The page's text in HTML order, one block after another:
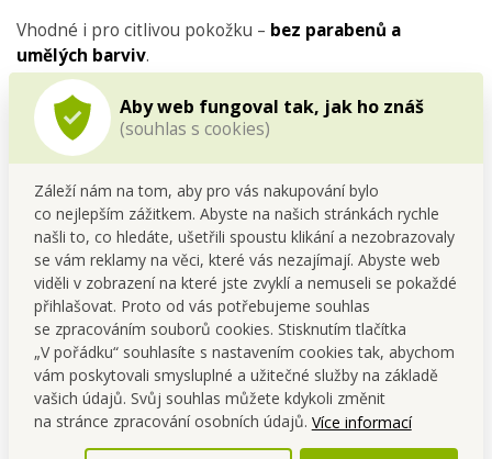
Aby web fungoval tak, jak ho znáš
(souhlas s cookies)
Záleží nám na tom, aby pro vás nakupování bylo
co nejlepším zážitkem. Abyste na našich stránkách rychle
našli to, co hledáte, ušetřili spoustu klikání a nezobrazovaly
se vám reklamy na věci, které vás nezajímají. Abyste web
viděli v zobrazení na které jste zvyklí a nemuseli se pokaždé
přihlašovat. Proto od vás potřebujeme souhlas
se zpracováním souborů cookies. Stisknutím tlačítka
„V pořádku“ souhlasíte s nastavením cookies tak, abychom
vám poskytovali smysluplné a užitečné služby na základě
vašich údajů. Svůj souhlas můžete kdykoli změnit
na stránce zpracování osobních údajů. Více informací
Vhodné i pro citlivou pokožku – bez parabenů a
umělých barviv.
Obsahuje navícextrakt z Aloe Vera, který přispívá ke
zklidnění a regeneraci pleti.